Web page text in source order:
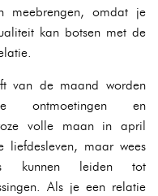
meebrengen, omdat je
kan botsen met de
van de maand worden
ontmoetingen en
volle maan in april
maar wees
kunnen leiden tot
Als je een relatie